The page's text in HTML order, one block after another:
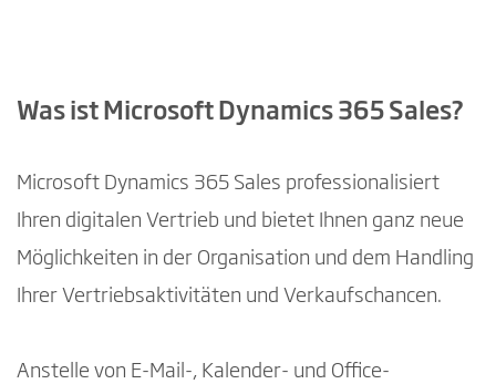
Was ist Microsoft Dynamics 365 Sales?
Microsoft Dynamics 365 Sales professionalisiert
Ihren digitalen Vertrieb und bietet Ihnen ganz neue
Möglichkeiten in der Organisation und dem Handling
Ihrer Vertriebsaktivitäten und Verkaufschancen.
Anstelle von E-Mail-, Kalender- und Office-